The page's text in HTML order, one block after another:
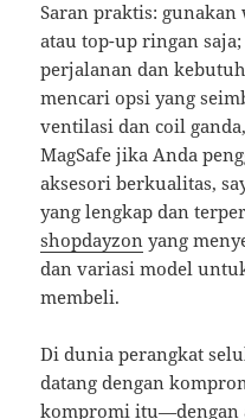
Saran praktis:
atau top-up ringan
perjalanan dan
mencari opsi yang
ventilasi dan coil
MagSafe jika Anda
aksesori berkualitas,
yang lengkap dan
shopdayzon yang
dan variasi model
membeli.
Di dunia perangkat
datang dengan
kompromi itu—dengan